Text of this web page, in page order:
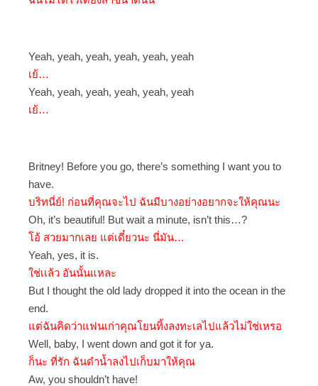
Yeah, yeah, yeah, yeah, yeah, yeah
เย้…
Yeah, yeah, yeah, yeah, yeah, yeah
เย้…
Britney! Before you go, there’s something I want you to
have.
บริทนี่ย์! ก่อนที่คุณจะไป ฉันมีบางอย่างอยากจะให้คุณนะ
Oh, it’s beautiful! But wait a minute, isn’t this…?
โอ้ สวยมากเลย แต่เดี๋ยวนะ นี่มัน…
Yeah, yes, it is.
ใช่เเล้ว อันนั้นแหละ
But I thought the old lady dropped it into the ocean in the
end.
แต่ฉันคิดว่าแฟนเก่าคุณโยนทิ้งลงทะเลไปแล้วไม่ใช่เหรอ
Well, baby, I went down and got it for ya.
ก็นะ ที่รัก ฉันดำน้ำลงไปเก็บมาให้คุณ
Aw, you shouldn’t have!